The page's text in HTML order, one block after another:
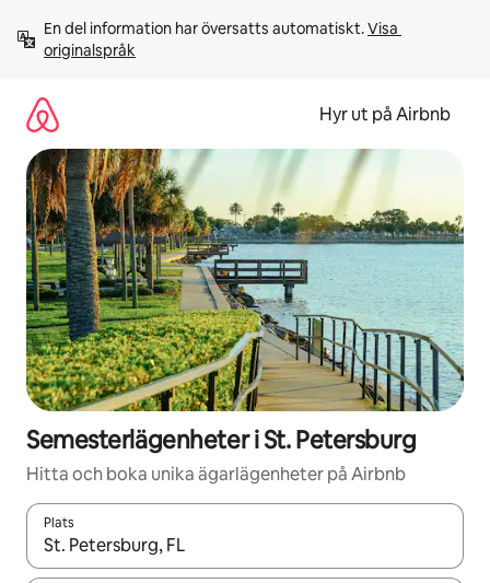
innehåll
En del information har översatts automatiskt. Visa
originalspråk
Hyr ut på Airbnb
Semesterlägenheter i St. Petersburg
Hitta och boka unika ägarlägenheter på Airbnb
Plats
När resultaten är tillgängliga kan du navigera med upp- och